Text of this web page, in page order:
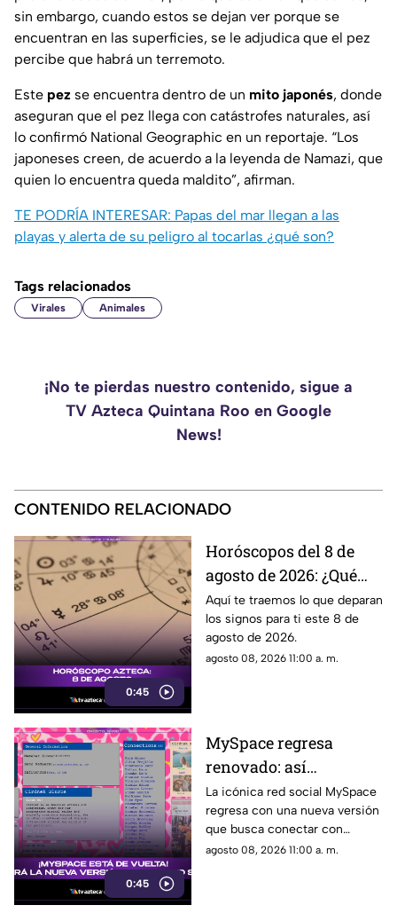
sin embargo, cuando estos se dejan ver porque se
encuentran en las superficies, se le adjudica que el pez
percibe que habrá un terremoto.
Este pez se encuentra dentro de un mito japonés, donde
aseguran que el pez llega con catástrofes naturales, así
lo confirmó National Geographic en un reportaje. “Los
japoneses creen, de acuerdo a la leyenda de Namazi, que
quien lo encuentra queda maldito”, afirman.
TE PODRÍA INTERESAR: Papas del mar llegan a las
playas y alerta de su peligro al tocarlas ¿qué son?
Tags relacionados
Virales Animales
¡No te pierdas nuestro contenido, sigue a
TV Azteca Quintana Roo en Google
News!
CONTENIDO RELACIONADO
0:45
Horóscopos del 8 de
agosto de 2026: ¿Qué
revelan los aztecas
hoy?
Aquí te traemos lo que deparan
los signos para ti este 8 de
agosto de 2026.
agosto 08, 2026 11:00 a. m.
0:45
MySpace regresa
renovado: así
funcionará la nueva
versión de la red social
que marcó una época
La icónica red social MySpace
regresa con una nueva versión
que busca conectar con
usuarios de una nueva
agosto 08, 2026 11:00 a. m.